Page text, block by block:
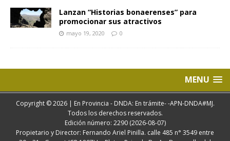
Lanzan “Historias bonaerenses” para
promocionar sus atractivos
mayo 19, 2020 0
MENU
Copyright © 2026 | En Provincia - DNDA: En trámite- -APN-DNDA#MJ.
Todos los derechos reservados.
Edición número: 2290 (2026-08-07)
Propietario y Director: Fernando Ariel Pinilla. calle 485 n° 3549 entre